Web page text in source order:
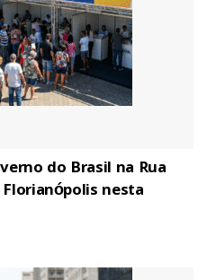
do Brasil na Rua
nesta